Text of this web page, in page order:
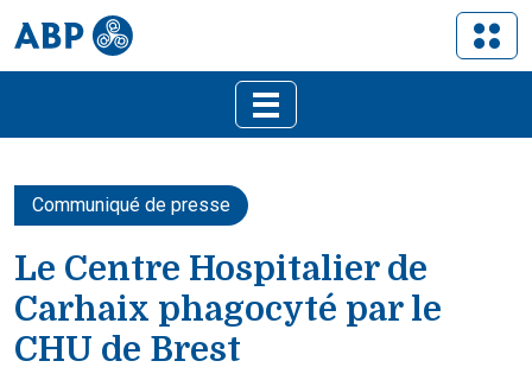
Communiqué de presse
Le Centre Hospitalier de
Carhaix phagocyté par le
CHU de Brest